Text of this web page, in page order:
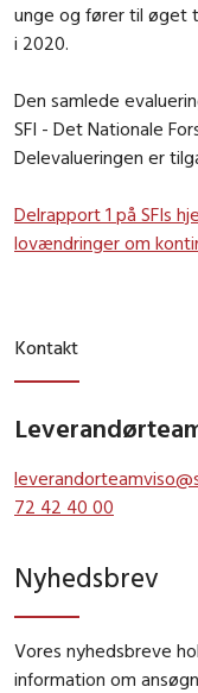
unge og fører til øget
i 2020.
Den samlede
SFI - Det Nationale
Delevalueringen er
Delrapport 1 på SFIs
lovændringer om
Kontakt
72 42 40 00
Nyhedsbrev
Vores nyhedsbreve
information om